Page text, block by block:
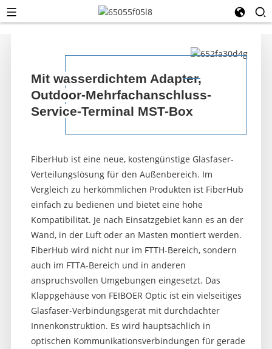
Mit wasserdichtem Adapter,
Outdoor-Mehrfachanschluss-
Service-Terminal MST-Box
FiberHub ist eine neue, kostengünstige Glasfaser-
Verteilungslösung für den Außenbereich. Im
Vergleich zu herkömmlichen Produkten ist FiberHub
einfach zu bedienen und bietet eine hohe
Kompatibilität. Je nach Einsatzgebiet kann es an der
Wand, in der Luft oder an Masten montiert werden.
FiberHub wird nicht nur im FTTH-Bereich, sondern
auch im FTTA-Bereich und in anderen
anspruchsvollen Umgebungen eingesetzt. Das
Klappgehäuse von FEIBOER Optic ist ein vielseitiges
Glasfaser-Verbindungsgerät mit durchdachter
Innenkonstruktion. Es wird hauptsächlich in
optischen Kommunikationsverbindungen für gerade